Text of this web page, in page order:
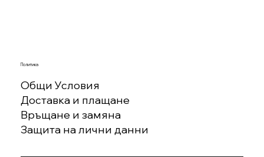
Политика
Общи Условия
Доставка и плащане
Връщане и замяна
Защита на лични данни